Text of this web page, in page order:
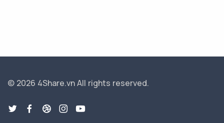
© 2026 4Share.vnAll rights reserved.